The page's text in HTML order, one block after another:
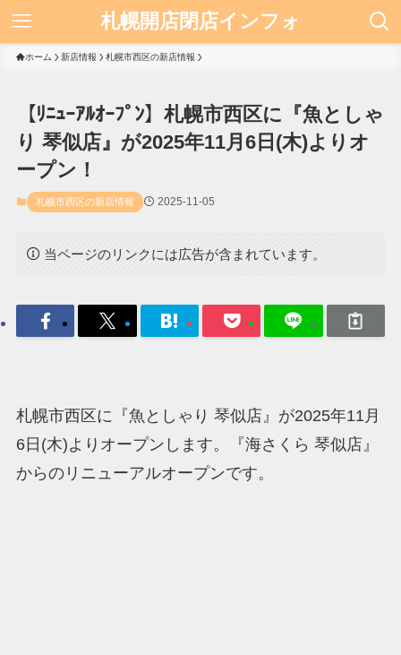
札幌開店閉店インフォ
ホーム 新店情報 札幌市西区の新店情報
【ﾘﾆｭｰｱﾙｵｰﾌﾟﾝ】札幌市西区に『魚としゃ
り 琴似店』が2025年11月6日(木)よりオ
ープン！
札幌市西区の新店情報 2025-11-05
当ページのリンクには広告が含まれています。
札幌市西区に『魚としゃり 琴似店』が2025年11月
6日(木)よりオープンします。『海さくら 琴似店』
からのリニューアルオープンです。